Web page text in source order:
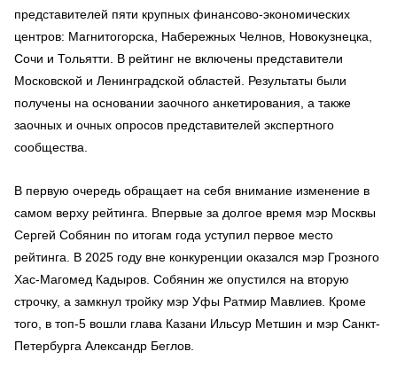
представителей пяти крупных финансово-экономических
центров: Магнитогорска, Набережных Челнов, Новокузнецка,
Сочи и Тольятти. В рейтинг не включены представители
Московской и Ленинградской областей. Результаты были
получены на основании заочного анкетирования, а также
заочных и очных опросов представителей экспертного
сообщества.
В первую очередь обращает на себя внимание изменение в
самом верху рейтинга. Впервые за долгое время мэр Москвы
Сергей Собянин по итогам года уступил первое место
рейтинга. В 2025 году вне конкуренции оказался мэр Грозного
Хас-Магомед Кадыров. Собянин же опустился на вторую
строчку, а замкнул тройку мэр Уфы Ратмир Мавлиев. Кроме
того, в топ-5 вошли глава Казани Ильсур Метшин и мэр Санкт-
Петербурга Александр Беглов.